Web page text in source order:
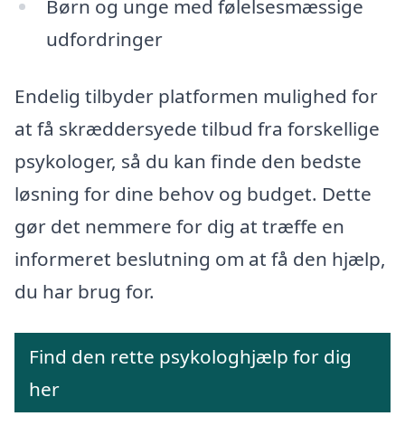
Børn og unge med følelsesmæssige
udfordringer
Endelig tilbyder platformen mulighed for
at få skræddersyede tilbud fra forskellige
psykologer, så du kan finde den bedste
løsning for dine behov og budget. Dette
gør det nemmere for dig at træffe en
informeret beslutning om at få den hjælp,
du har brug for.
Find den rette psykologhjælp for dig
her